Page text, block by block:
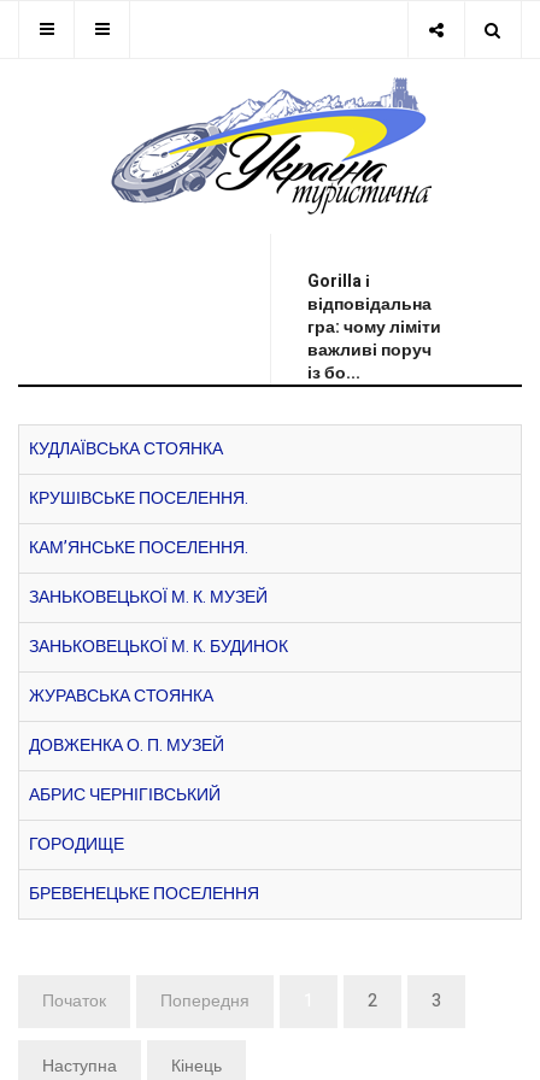
Gorilla і
відповідальна
гра: чому ліміти
важливі поруч
із бо...
КУДЛАЇВСЬКА СТОЯНКА
КРУШІВСЬКЕ ПОСЕЛЕННЯ.
КАМ’ЯНСЬКЕ ПОСЕЛЕННЯ.
ЗАНЬКОВЕЦЬКОЇ М. К. МУЗЕЙ
ЗАНЬКОВЕЦЬКОЇ М. К. БУДИНОК
ЖУРАВСЬКА СТОЯНКА
ДОВЖЕНКА О. П. МУЗЕЙ
АБРИС ЧЕРНІГІВСЬКИЙ
ГОРОДИЩЕ
БРЕВЕНЕЦЬКЕ ПОСЕЛЕННЯ
Початок Попередня 2 3
Наступна Кінець